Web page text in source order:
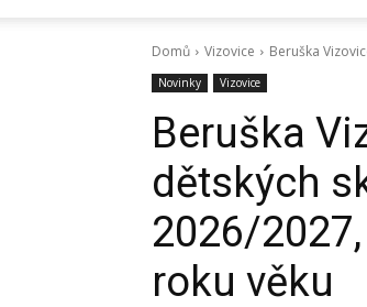
Domů Vizovice Beruška
Novinky Vizovice
Beruška
dětských
2026/
roku věku